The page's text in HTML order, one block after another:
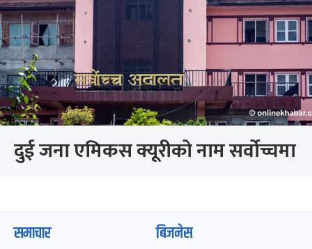
दुई जना एमिकस क्यूरीको नाम सर्वोच्चमा
समाचार बिजनेस